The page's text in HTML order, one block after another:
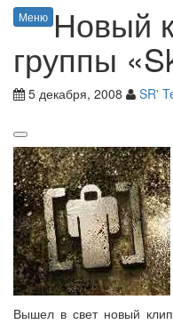
Меню Новый
группы
5 декабря, 2008 SR'
Вышел в свет новый